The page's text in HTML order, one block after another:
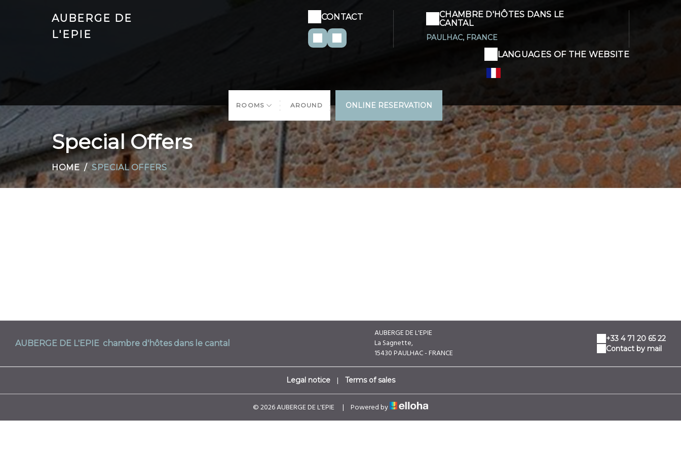
AUBERGE DE
L'EPIE
CONTACT
CHAMBRE D'HÔTES DANS LE
CANTAL
PAULHAC, FRANCE
LANGUAGES OF THE WEBSITE
ROOMS AROUND ONLINE RESERVATION
Special Offers
HOME SPECIAL OFFERS
AUBERGE DE L'EPIE chambre d'hôtes dans le cantal
AUBERGE DE L'EPIE
La Sagnette,
15430 PAULHAC - FRANCE
+33 4 71 20 65 22
Contact by mail
Legal notice | Terms of sales
© 2026 AUBERGE DE L'EPIE | Powered by